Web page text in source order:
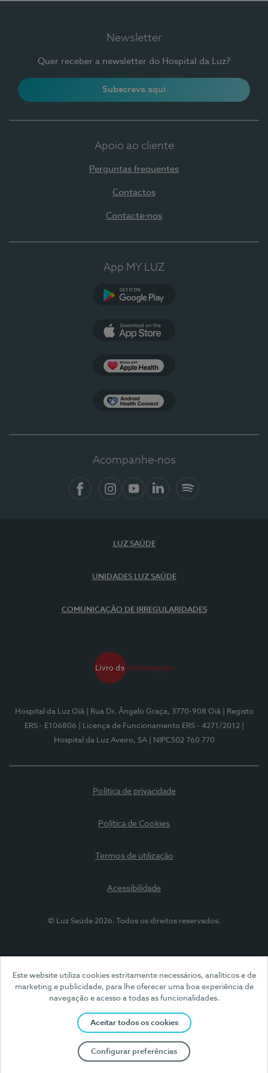
Este website utiliza cookies estritamente necessários, analíticos e de
marketing e publicidade, para lhe oferecer uma boa experiência de
navegação e acesso a todas as funcionalidades.
Aceitar todos os cookies
Configurar preferências
Newsletter
Quer receber a newsletter do Hospital da Luz?
Subscreva aqui
Apoio ao cliente
Perguntas frequentes
Contactos
Contacte-nos
App MY LUZ
Acompanhe-nos
LUZ SAÚDE
UNIDADES LUZ SAÚDE
COMUNICAÇÃO DE IRREGULARIDADES
Hospital da Luz Oiã | Rua Dr. Ângelo Graça, 3770-908 Oiã
| Registo
ERS - E106806
| Licença de Funcionamento ERS - 4271/2012
Hospital da Luz Aveiro, SA
| NIPC502 760 770
Política de privacidade
Política de Cookies
Termos de utilização
Acessibilidade
© Luz Saúde 2026. Todos os direitos reservados.